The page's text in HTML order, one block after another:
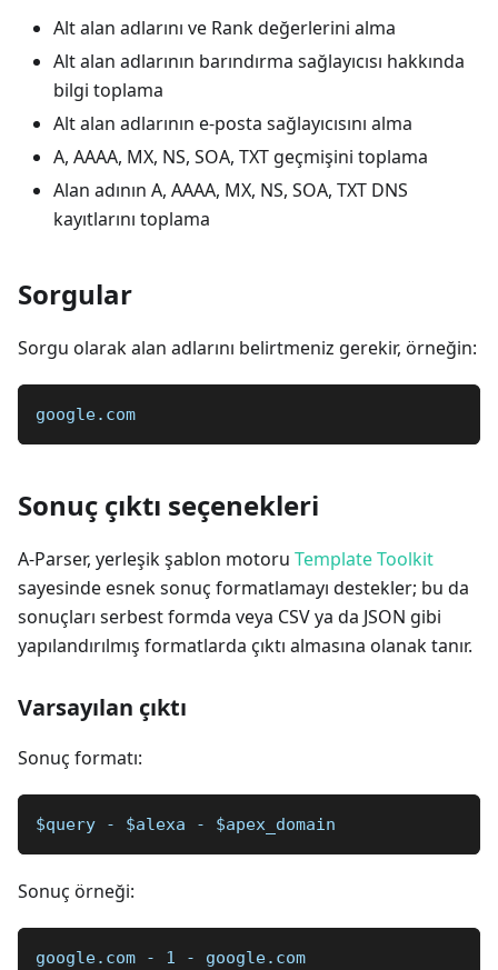
Alt alan adlarını ve Rank değerlerini alma
Alt alan adlarının barındırma sağlayıcısı hakkında
bilgi toplama
Alt alan adlarının e-posta sağlayıcısını alma
A, AAAA, MX, NS, SOA, TXT geçmişini toplama
Alan adının A, AAAA, MX, NS, SOA, TXT DNS
kayıtlarını toplama
Sorgular
Sorgu olarak alan adlarını belirtmeniz gerekir, örneğin:
google.com
Sonuç çıktı seçenekleri
A-Parser, yerleşik şablon motoru Template Toolkit
sayesinde esnek sonuç formatlamayı destekler; bu da
sonuçları serbest formda veya CSV ya da JSON gibi
yapılandırılmış formatlarda çıktı almasına olanak tanır.
Varsayılan çıktı
Sonuç formatı:
$query - $alexa - $apex_domain
Sonuç örneği:
google.com - 1 - google.com